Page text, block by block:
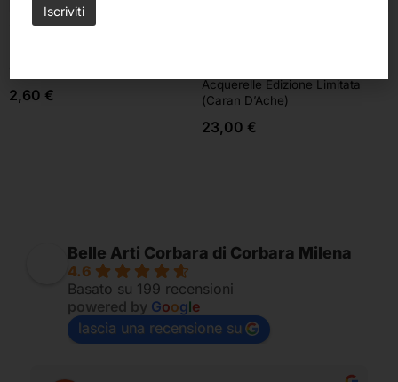
Scegli
2,60 €
Acquerelle Edizione Limitata
(Caran D’Ache)
23,00 €
Belle Arti Corbara di Corbara Milena
4.6
Basato su 199 recensioni
powered by Google
lascia una recensione su